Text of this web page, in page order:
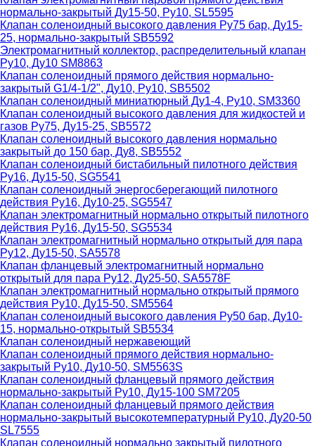
нормально-закрытый Ду15-50, Ру10, SL5595
Клапан соленоидный высокого давления Ру75 бар, Ду15-
25, нормально-закрытый SB5592
Электромагнитный коллектор, распределительный клапан
Ру10, Ду10 SM8863
Клапан соленоидный прямого действия нормально-
закрытый G1/4-1/2", Ду10, Ру10, SB5502
Клапан соленоидный миниатюрный Ду1-4, Ру10, SM3360
Клапан соленоидный высокого давления для жидкостей и
газов Ру75, Ду15-25, SB5572
Клапан соленоидный высокого давления нормально
закрытый до 150 бар, Ду8, SB5552
Клапан соленоидный бистабильный пилотного действия
Ру16, Ду15-50, SG5541
Клапан соленоидный энергосберегающий пилотного
действия Ру16, Ду10-25, SG5547
Клапан электромагнитный нормально открытый пилотного
действия Ру16, Ду15-50, SG5534
Клапан электромагнитный нормально открытый для пара
Ру12, Ду15-50, SA5578
Клапан фланцевый электромагнитный нормально
открытый для пара Ру12, Ду25-50, SA5578F
Клапан электромагнитный нормально открытый прямого
действия Ру10, Ду15-50, SM5564
Клапан соленоидный высокого давления Ру50 бар, Ду10-
15, нормально-открытый SB5534
Клапан соленоидный нержавеющий
Клапан соленоидный прямого действия нормально-
закрытый Ру10, Ду10-50, SM5563S
Клапан соленоидный фланцевый прямого действия
нормально-закрытый Ру10, Ду15-100 SM7205
Клапан соленоидный фланцевый прямого действия
нормально-закрытый высокотемпературный Ру10, Ду20-50
SL7555
Клапан соленоидный нормально закрытый пилотного